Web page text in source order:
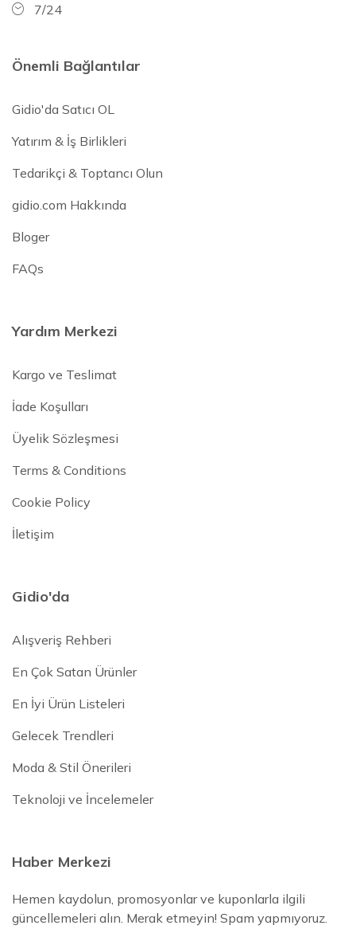
7/24
Önemli Bağlantılar
Gidio'da Satıcı OL
Yatırım & İş Birlikleri
Tedarikçi & Toptancı Olun
gidio.com Hakkında
Bloger
FAQs
Yardım Merkezi
Kargo ve Teslimat
İade Koşulları
Üyelik Sözleşmesi
Terms & Conditions
Cookie Policy
İletişim
Gidio'da
Alışveriş Rehberi
En Çok Satan Ürünler
En İyi Ürün Listeleri
Gelecek Trendleri
Moda & Stil Önerileri
Teknoloji ve İncelemeler
Haber Merkezi
Hemen kaydolun, promosyonlar ve kuponlarla ilgili
güncellemeleri alın. Merak etmeyin! Spam yapmıyoruz.